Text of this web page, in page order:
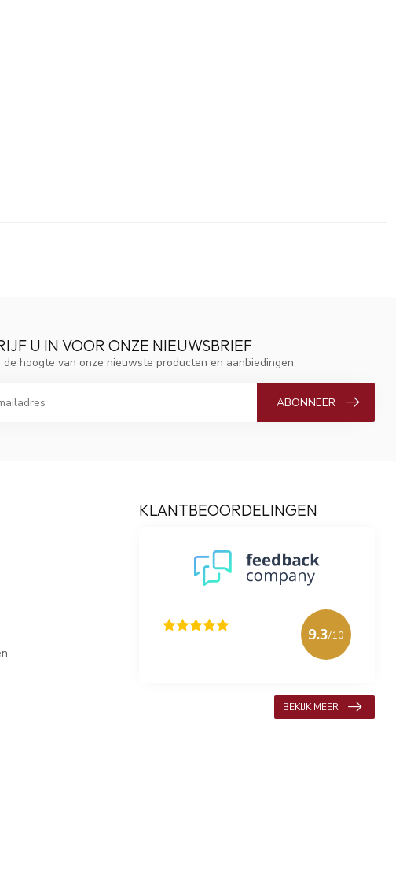
U IN VOOR ONZE NIEUWSBRIEF
de hoogte van onze nieuwste producten en aanbiedingen
ABONNEER
KLANTBEOORDELINGEN
9.3/10
BEKIJK MEER